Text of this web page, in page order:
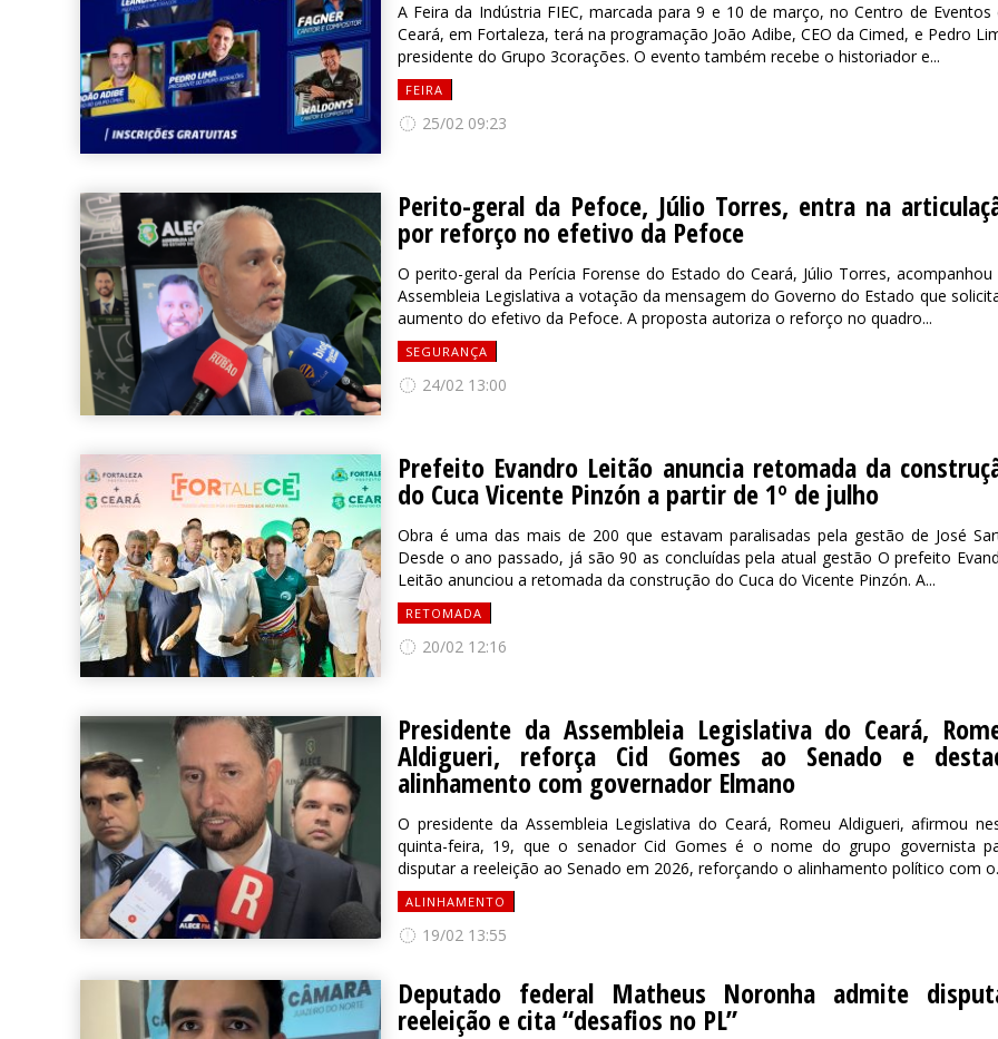
A Feira da Indústria FIEC, marcada para 9 e 10 de março, no Centro de Eventos
Ceará, em Fortaleza, terá na programação João Adibe, CEO da Cimed, e Pedro
presidente do Grupo 3corações. O evento também recebe o historiador e...
FEIRA
25/02 09:23
Perito-geral da Pefoce, Júlio Torres, entra na
por reforço no efetivo da Pefoce
O perito-geral da Perícia Forense do Estado do Ceará, Júlio Torres, acompanhou
Assembleia Legislativa a votação da mensagem do Governo do Estado que
aumento do efetivo da Pefoce. A proposta autoriza o reforço no quadro...
SEGURANÇA
24/02 13:00
Prefeito Evandro Leitão anuncia retomada da
do Cuca Vicente Pinzón a partir de 1º de julho
Obra é uma das mais de 200 que estavam paralisadas pela gestão de José
Desde o ano passado, já são 90 as concluídas pela atual gestão O prefeito
Leitão anunciou a retomada da construção do Cuca do Vicente Pinzón. A...
RETOMADA
20/02 12:16
Presidente da Assembleia Legislativa do Ceará,
Aldigueri, reforça Cid Gomes ao Senado e
alinhamento com governador Elmano
O presidente da Assembleia Legislativa do Ceará, Romeu Aldigueri, afirmou
quinta-feira, 19, que o senador Cid Gomes é o nome do grupo governista
disputar a reeleição ao Senado em 2026, reforçando o alinhamento político com
ALINHAMENTO
19/02 13:55
Deputado federal Matheus Noronha admite
reeleição e cita “desafios no PL”